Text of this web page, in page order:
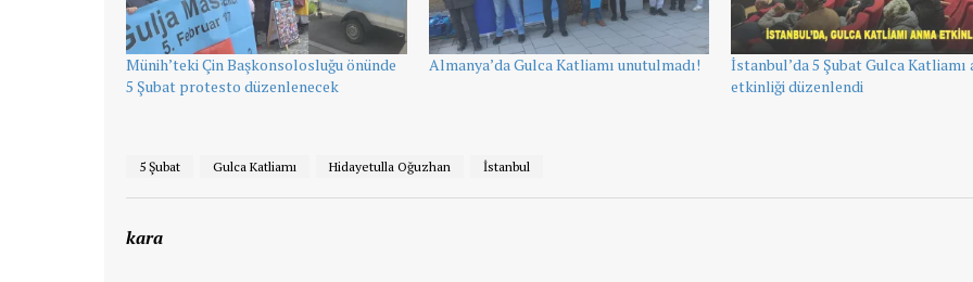
Münih’teki Çin Başkonsolosluğu önünde
5 Şubat protesto düzenlenecek
Almanya’da Gulca Katliamı unutulmadı!
İstanbul’da 5 Şubat Gulca Katliamı
etkinliği düzenlendi
5 Şubat Gulca Katliamı Hidayetulla Oğuzhan İstanbul
kara